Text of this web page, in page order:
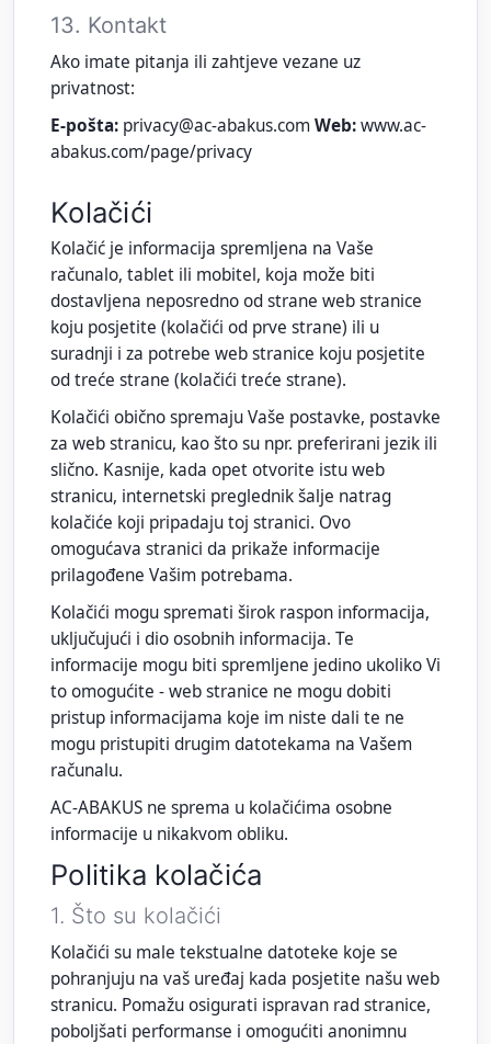
13. Kontakt
Ako imate pitanja ili zahtjeve vezane uz
privatnost:
E‑pošta: privacy@ac-abakus.comWeb:www.ac-
abakus.com/page/privacy
Kolačići
Kolačić je informacija spremljena na Vaše
računalo, tablet ili mobitel, koja može biti
dostavljena neposredno od strane web stranice
koju posjetite (kolačići od prve strane) ili u
suradnji i za potrebe web stranice koju posjetite
od treće strane (kolačići treće strane).
Kolačići obično spremaju Vaše postavke, postavke
za web stranicu, kao što su npr. preferirani jezik ili
slično. Kasnije, kada opet otvorite istu web
stranicu, internetski preglednik šalje natrag
kolačiće koji pripadaju toj stranici. Ovo
omogućava stranici da prikaže informacije
prilagođene Vašim potrebama.
Kolačići mogu spremati širok raspon informacija,
uključujući i dio osobnih informacija. Te
informacije mogu biti spremljene jedino ukoliko Vi
to omogućite - web stranice ne mogu dobiti
pristup informacijama koje im niste dali te ne
mogu pristupiti drugim datotekama na Vašem
računalu.
AC-ABAKUS ne sprema u kolačićima osobne
informacije u nikakvom obliku.
Politika kolačića
1. Što su kolačići
Kolačići su male tekstualne datoteke koje se
pohranjuju na vaš uređaj kada posjetite našu web
stranicu. Pomažu osigurati ispravan rad stranice,
poboljšati performanse i omogućiti anonimnu